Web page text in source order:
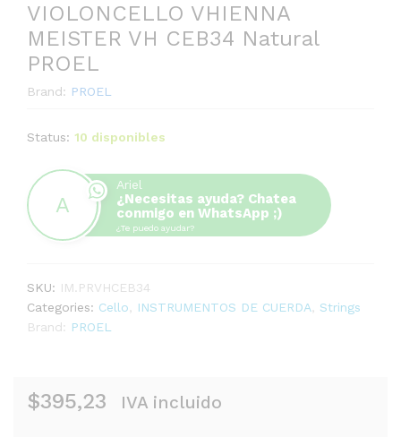
VIOLONCELLO VHIENNA
MEISTER VH CEB34 Natural
PROEL
Brand: PROEL
Status: 10 disponibles
Ariel
¿Necesitas ayuda? Chatea
conmigo en WhatsApp ;)
¿Te puedo ayudar?
SKU: IM.PRVHCEB34
Categories: Cello INSTRUMENTOS DE CUERDA
Strings
Brand: PROEL
$395,23 IVA incluido